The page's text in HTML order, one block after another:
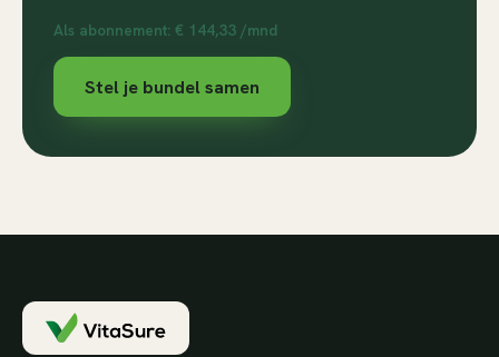
Als abonnement: € 144,33 /mnd
Stel je bundel samen